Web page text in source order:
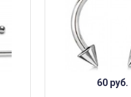
60 руб.